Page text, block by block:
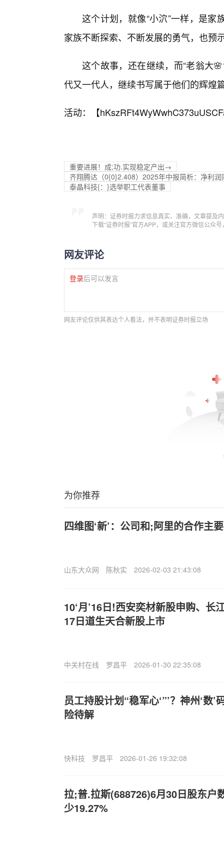
这个计划，就像“小泬”一样，是
家族不断探索、不断发展的勇气，也预
这个故事，还在继续，而“老翁大
代又一代人，继续书写属于他们的辉煌
活动：【
重要进展！成;功.实现稳定产出→
齐翔腾达（0{0}2.408）2025年中报简析：净利
泰晶科技{：}选举职工代表董事
声明：证券时报力求信息真实、准确，文章提及
下载“证券时报”官方APP，或关注官方微信公众
网友评论
登录后可以发言
网友评论仅供其表达个人看法，并不表明证券时报立场
为你推荐
四维图‘新’：公司和;阿里的合作主
山东大众网 陈秋实 2026-02-03 21:43:08
10‘月’16日!西安奕材新股申购、长
17日道生天合新股上市
中关村在线 罗昌平 2026-01-30 22:35:08
员工持股计划“稳军心‘”’？神州‘数
险待解
快科技 罗昌平 2026-01-26 19:32:08
拉;普.拉斯(688726)6月30日股东户
少19.27%